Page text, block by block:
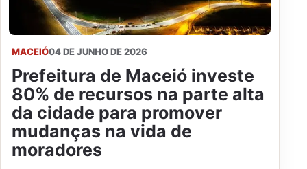
MACEIÓ04 DE JUNHO DE 2026
Prefeitura de Maceió investe
80% de recursos na parte alta
da cidade para promover
mudanças na vida de
moradores